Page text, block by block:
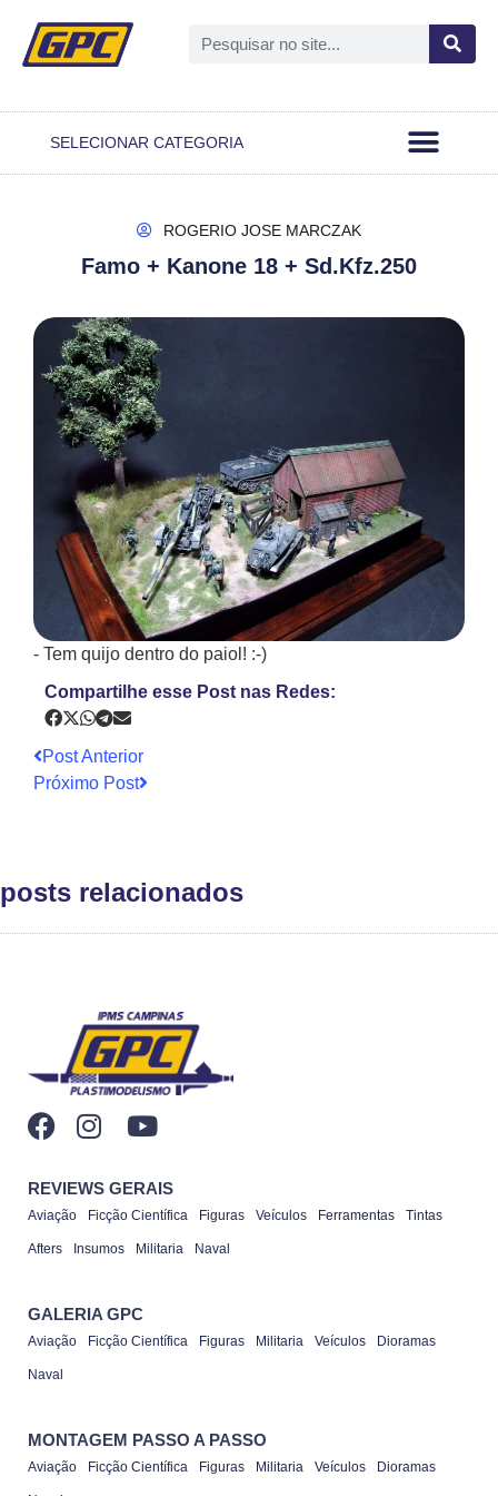
SELECIONAR CATEGORIA
ROGERIO JOSE MARCZAK
Famo + Kanone 18 + Sd.Kfz.250
- Tem quijo dentro do paiol! :-)
Compartilhe esse Post nas Redes:
Post Anterior
Próximo Post
posts relacionados
GALERIA GPC
Aviação Ficção Científica Figuras Militaria Veículos Dioramas
Naval
REVIEWS GERAIS
Aviação Ficção Científica Figuras Veículos Ferramentas Tintas
Afters Insumos Militaria Naval
MONTAGEM PASSO A PASSO
Aviação Ficção Científica Figuras Militaria Veículos Dioramas